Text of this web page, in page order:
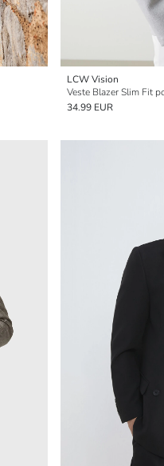
LCW Vision
Veste Blazer Slim Fit
34.99 EUR